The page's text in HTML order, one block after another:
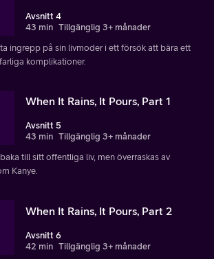
Avsnitt 4
43 min Tillgänglig 3+ månader
ingrepp på sin livmoder i ett försök att bära ett
komplikationer.
When It Rains, It Pours, Part 1
Avsnitt 5
43 min Tillgänglig 3+ månader
till sitt offentliga liv, men överraskas av
Kanye.
When It Rains, It Pours, Part 2
Avsnitt 6
42 min Tillgänglig 3+ månader